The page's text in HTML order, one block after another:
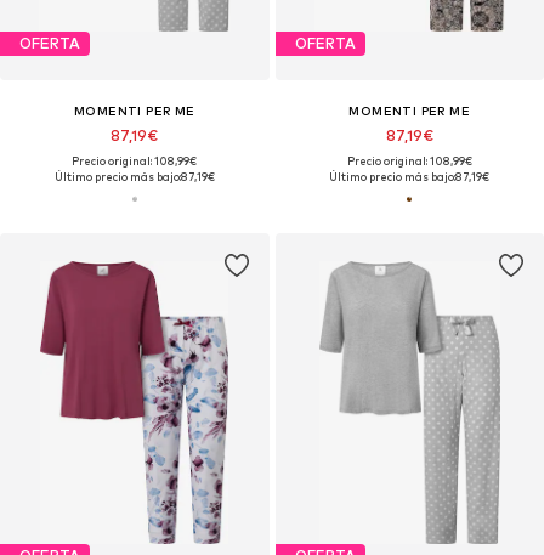
OFERTA
MOMENTI PER ME
87,19€
Precio original: 108,99€
Último precio más bajo:87,19€
OFERTA
MOMENTI PER ME
87,19€
Precio original: 108,99€
Último precio más bajo:87,19€